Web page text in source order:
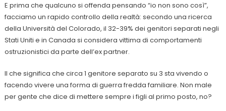
E prima che qualcuno si offenda pensando “io non sono così”,
facciamo un rapido controllo della realtà: secondo una ricerca
della Università del Colorado, il 32-39% dei genitori separati negli
Stati Uniti e in Canada si considera vittima di comportamenti
ostruzionistici da parte dell’ex partner.
Il che significa che circa 1 genitore separato su 3 sta vivendo o
facendo vivere una forma di guerra fredda familiare. Non male
per gente che dice di mettere sempre i figli al primo posto, no?